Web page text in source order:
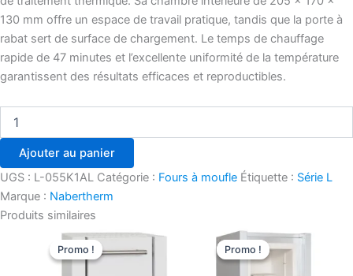
130 mm offre un espace de travail pratique, tandis que la porte à
rabat sert de surface de chargement. Le temps de chauffage
rapide de 47 minutes et l’excellente uniformité de la température
garantissent des résultats efficaces et reproductibles.
Ajouter au panier
UGS : L-055K1AL Catégorie : Fours à moufle Étiquette : Série L
Marque : Nabertherm
Produits similaires
Promo !
Promo !
Le
prix
initial
Le
actuel
Promo !
Promo !
Le
prix
initial